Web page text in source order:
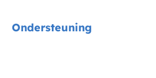
Ondersteuning